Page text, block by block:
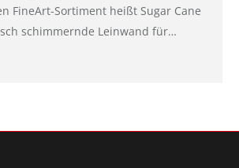
FineArt-Sortiment heißt Sugar Cane
schimmernde Leinwand für…